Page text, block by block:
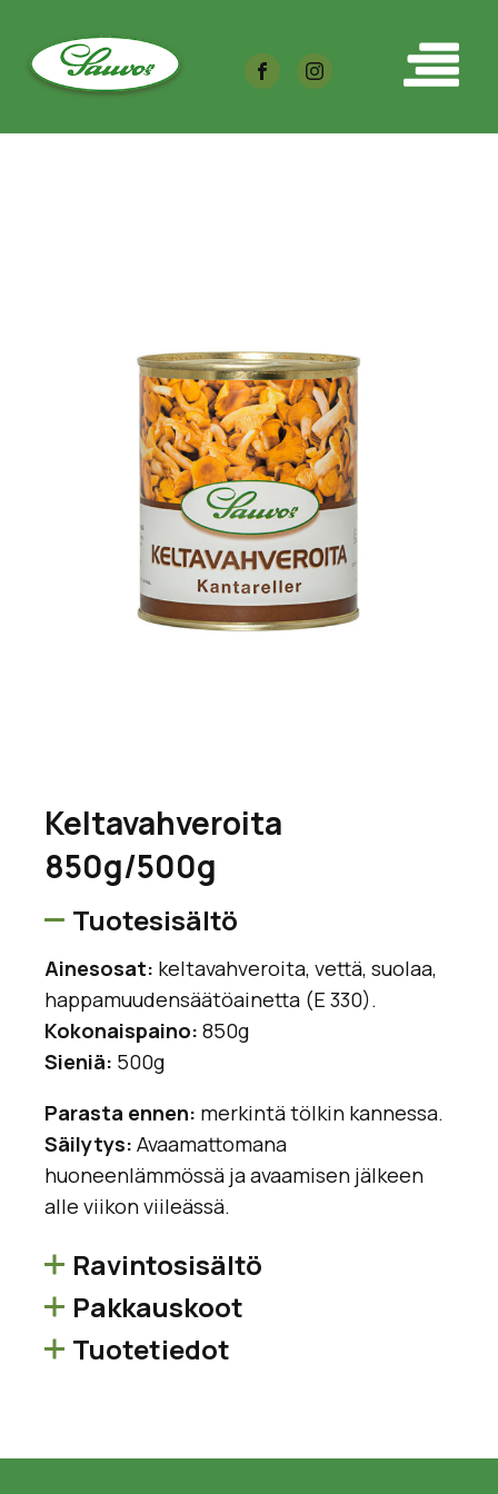
Keltavahveroita
850g/500g
Tuotesisältö
Ainesosat: keltavahveroita, vettä, suolaa,
happamuudensäätöainetta (E 330).
Kokonaispaino: 850g
Sieniä: 500g
Parasta ennen: merkintä tölkin kannessa.
Säilytys: Avaamattomana
huoneenlämmössä ja avaamisen jälkeen
alle viikon viileässä.
Ravintosisältö
Pakkauskoot
Tuotetiedot